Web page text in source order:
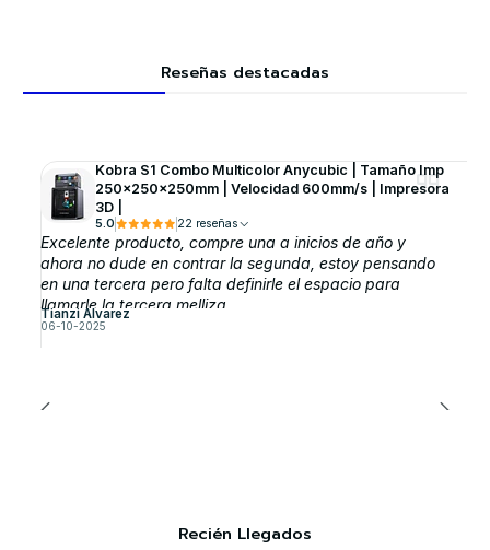
Reseñas destacadas
Kobra S1 Combo Multicolor Anycubic | Tamaño Imp
250x250x250mm | Velocidad 600mm/s | Impresora
3D |
5.0 22 reseñas
Excelente producto, compre una a inicios de año y
ahora no dude en contrar la segunda, estoy pensando
en una tercera pero falta definirle el espacio para
llamarle la tercera melliza
Tianzi Alvarez
06-10-2025
Recién Llegados